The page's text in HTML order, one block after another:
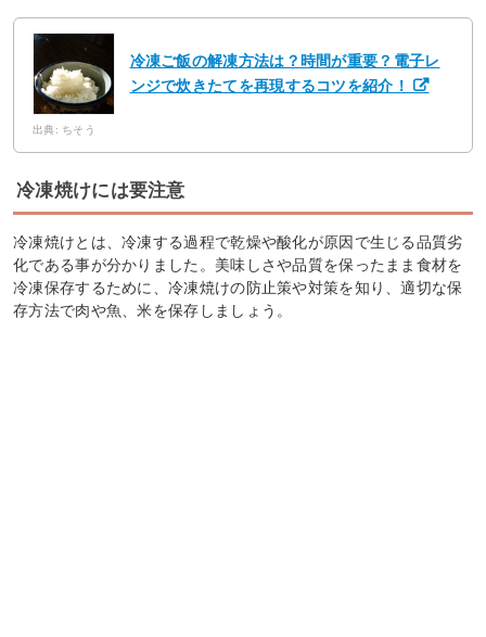
冷凍ご飯の解凍方法は？時間が重要？電子レ
ンジで炊きたてを再現するコツを紹介！
出典: ちそう
冷凍焼けには要注意
冷凍焼けとは、冷凍する過程で乾燥や酸化が原因で生じる品質劣
化である事が分かりました。美味しさや品質を保ったまま食材を
冷凍保存するために、冷凍焼けの防止策や対策を知り、適切な保
存方法で肉や魚、米を保存しましょう。